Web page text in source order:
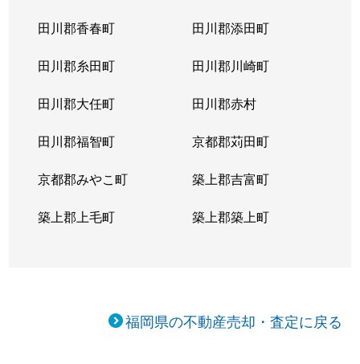
田川郡香春町 田川郡添田町
田川郡糸田町 田川郡川崎町
田川郡大任町 田川郡赤村
田川郡福智町 京都郡苅田町
京都郡みやこ町 築上郡吉富町
築上郡上毛町 築上郡築上町
福岡県の不動産売却・査定に戻る